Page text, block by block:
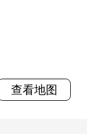
查看地图